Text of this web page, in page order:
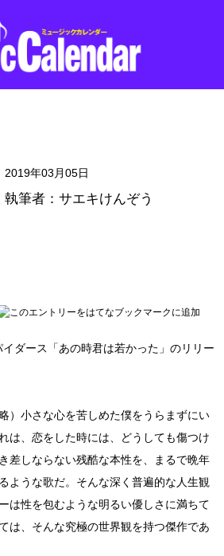
2019年03月05日
執筆者：サエキけんぞう
ダース「あの時君は若かった」のリリー
）小さな心を苦しめた僕をうらまずにい
は、恋をした時には、どうしても傷つけ
差しならない残酷な本性を、まるで晩年
ような歌だ。そんな深く普遍的な人生観
は性を包むような明るい優しさに満ちて
は、そんな究極の世界観を持つ傑作であ